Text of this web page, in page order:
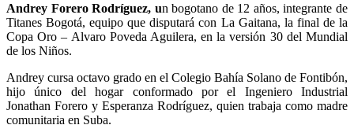
Andrey Forero Rodríguez, un bogotano de 12 años, integrante de
Titanes Bogotá, equipo que disputará con La Gaitana, la final de la
Copa Oro – Alvaro Poveda Aguilera, en la versión 30 del Mundial
de los Niños.
Andrey cursa octavo grado en el Colegio Bahía Solano de Fontibón,
hijo único del hogar conformado por el Ingeniero Industrial
Jonathan Forero y Esperanza Rodríguez, quien trabaja como madre
comunitaria en Suba.